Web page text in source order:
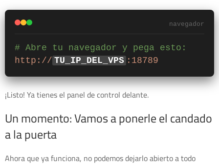
navegador
# Abre tu navegador y pega esto:
http:// TU_IP_DEL_VPS :18789
¡Listo! Ya tienes el panel de control delante.
Un momento: Vamos a ponerle el candado
a la puerta
Ahora que ya funciona, no podemos dejarlo abierto a todo